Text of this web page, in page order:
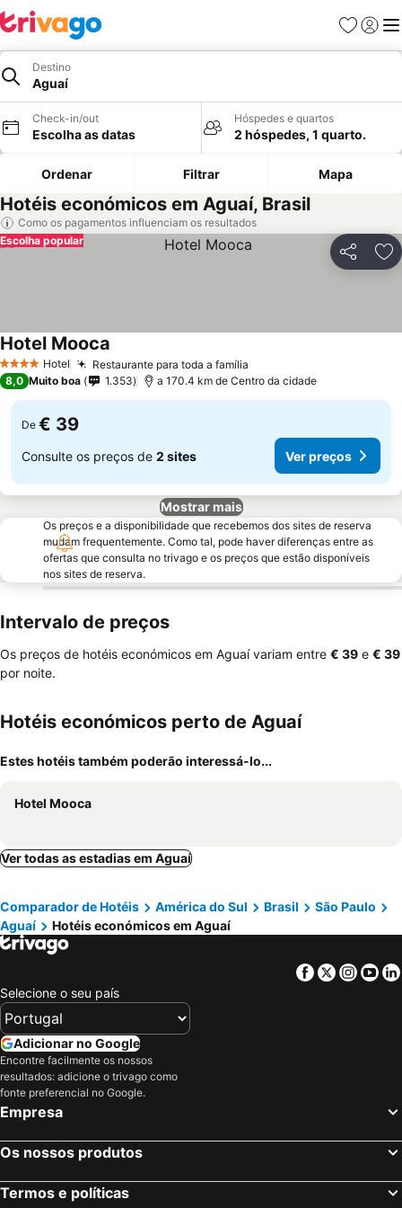
Favoritos
Iniciar
Destino
Aguaí
Check-in/out
Escolha as datas
Hóspedes e quartos
2 hóspedes, 1 quarto.
Ordenar Filtrar Mapa
Hotéis económicos em Aguaí, Brasil
Como os pagamentos influenciam os resultados
Partilhar
Escolha popular
4 EstrelasHotel Restaurante para toda a família
Hotel Mooca
8,0 Muito boa 1.353 a 170.4 km de Centro da cidade
De € 39
Consulte os preços de 2 sites Ver preços
Mostrar mais
Os preços e a disponibilidade que recebemos dos sites de reserva
mudam frequentemente. Como tal, pode haver diferenças entre as
ofertas que consulta no trivago e os preços que estão disponíveis
nos sites de reserva.
Intervalo de preços
Os preços de hotéis económicos em Aguaí variam entre ‎€ 39 e ‎€ 39
por noite.
Hotéis económicos perto de Aguaí
Estes hotéis também poderão interessá-lo...
Hotel Mooca
Ver todas as estadias em Aguaí
Comparador de Hotéis América do Sul Brasil
São Paulo
Aguaí
Hotéis económicos em Aguaí
Facebook
Twitter
Selecione o seu país
Adicionar no Google
Encontre facilmente os nossos
resultados: adicione o trivago como
fonte preferencial no Google.
Empresa
Os nossos produtos
Termos e políticas